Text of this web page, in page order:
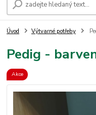
Úvod Výtvarné potřeby
Pedig -
Akce